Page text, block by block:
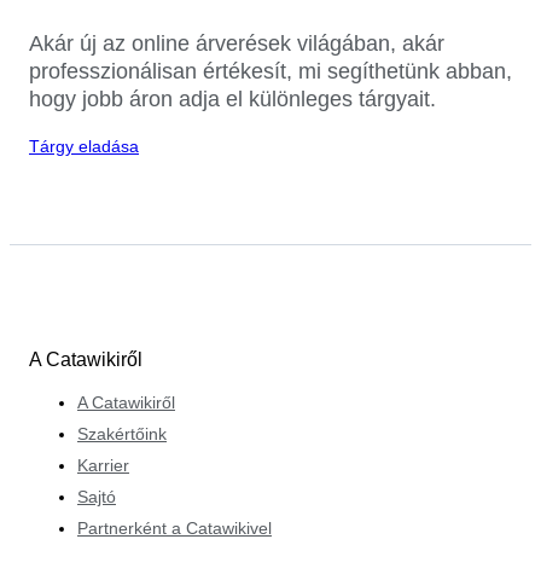
Akár új az online árverések világában, akár
professzionálisan értékesít, mi segíthetünk abban,
hogy jobb áron adja el különleges tárgyait.
Tárgy eladása
A Catawikiről
A Catawikiről
Szakértőink
Karrier
Sajtó
Partnerként a Catawikivel